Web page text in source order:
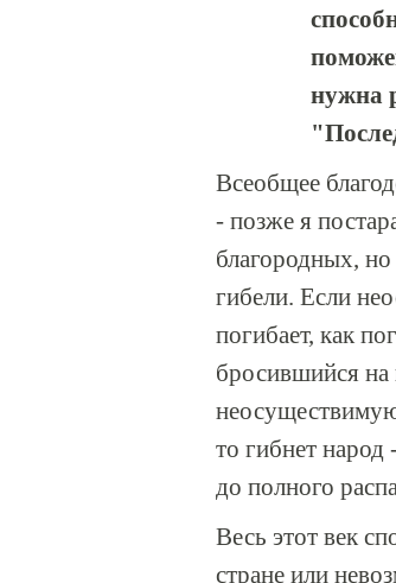
нужна
Всеобщее
- позже я
благородных,
гибели. Если
погибает, как
бросившийся на
то гибнет народ
до полного
Весь этот век
стране или